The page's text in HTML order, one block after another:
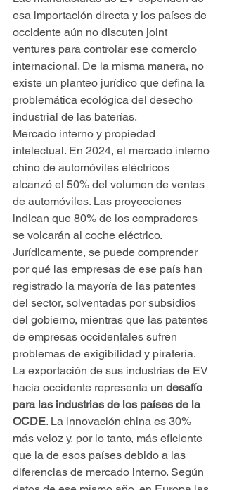
esa importación directa y los países de
occidente aún no discuten joint
ventures para controlar ese comercio
internacional. De la misma manera, no
existe un planteo jurídico que defina la
problemática ecológica del desecho
industrial de las baterías.
Mercado interno y propiedad
intelectual. En 2024, el mercado interno
chino de automóviles eléctricos
alcanzó el 50% del volumen de ventas
de automóviles. Las proyecciones
indican que 80% de los compradores
se volcarán al coche eléctrico.
Jurídicamente, se puede comprender
por qué las empresas de ese país han
registrado la mayoría de las patentes
del sector, solventadas por subsidios
del gobierno, mientras que las patentes
de empresas occidentales sufren
problemas de exigibilidad y piratería.
La exportación de sus industrias de EV
hacia occidente representa un desafío
para las industrias de los países de la
OCDE. La innovación china es 30%
más veloz y, por lo tanto, más eficiente
que la de esos países debido a las
diferencias de mercado interno. Según